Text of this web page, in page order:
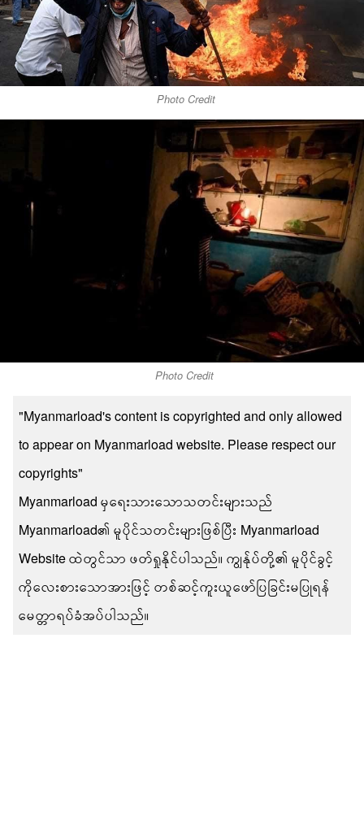
Photo Credit
Photo Credit
"Myanmarload's content is copyrighted and only allowed
to appear on Myanmarload website. Please respect our
copyrights"
Myanmarload မှရေးသားသောသတင်းများသည်
Myanmarload၏ မူပိုင်သတင်းများဖြစ်ပြီး Myanmarload
Website ထဲတွင်သာ ဖတ်ရှုနိုင်ပါသည်။ ကျွန်ုပ်တို့၏ မူပိုင်ခွင့်
ကိုလေးစားသောအားဖြင့် တစ်ဆင့်ကူးယူဖော်ပြခြင်းမပြုရန်
မေတ္တာရပ်ခံအပ်ပါသည်။